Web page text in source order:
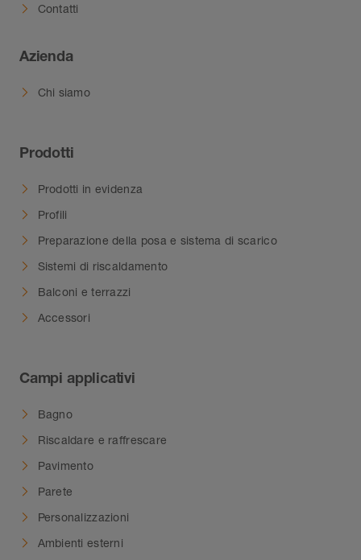
Contatti
Azienda
Chi siamo
Prodotti
Prodotti in evidenza
Profili
Preparazione della posa e sistema di scarico
Sistemi di riscaldamento
Balconi e terrazzi
Accessori
Campi applicativi
Bagno
Riscaldare e raffrescare
Pavimento
Parete
Personalizzazioni
Ambienti esterni